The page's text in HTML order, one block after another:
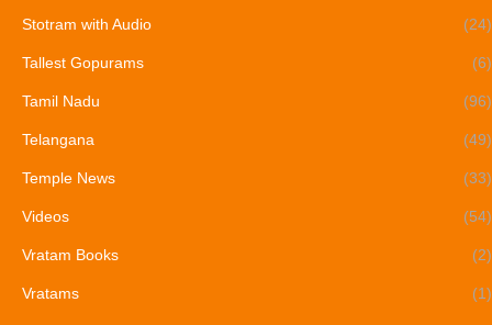
Stotram with Audio (24)
Tallest Gopurams (6)
Tamil Nadu (96)
Telangana (49)
Temple News (33)
Videos (54)
Vratam Books (2)
Vratams (1)